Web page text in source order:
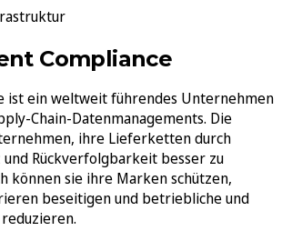
Compliance
ist ein weltweit führendes Unternehmen
Chain-Datenmanagements. Die
ihre Lieferketten durch
Rückverfolgbarkeit besser zu
können sie ihre Marken schützen,
beseitigen und betriebliche und